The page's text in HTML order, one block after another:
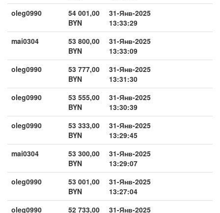
oleg0990
54 001,00
BYN
31-Янв-2025
13:33:29
mai0304
53 800,00
BYN
31-Янв-2025
13:33:09
oleg0990
53 777,00
BYN
31-Янв-2025
13:31:30
oleg0990
53 555,00
BYN
31-Янв-2025
13:30:39
oleg0990
53 333,00
BYN
31-Янв-2025
13:29:45
mai0304
53 300,00
BYN
31-Янв-2025
13:29:07
oleg0990
53 001,00
BYN
31-Янв-2025
13:27:04
oleg0990
52 733,00
31-Янв-2025